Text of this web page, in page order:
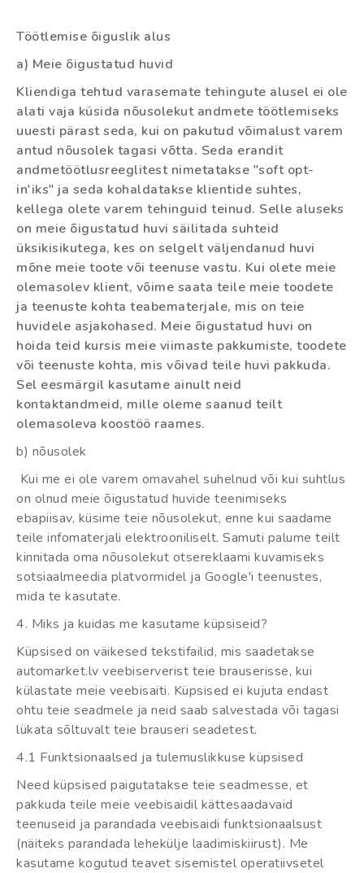
Töötlemise õiguslik alus
a) Meie õigustatud huvid
Kliendiga tehtud varasemate tehingute alusel ei ole
alati vaja küsida nõusolekut andmete töötlemiseks
uuesti pärast seda, kui on pakutud võimalust varem
antud nõusolek tagasi võtta. Seda erandit
andmetöötlusreeglitest nimetatakse "soft opt-
in'iks" ja seda kohaldatakse klientide suhtes,
kellega olete varem tehinguid teinud. Selle aluseks
on meie õigustatud huvi säilitada suhteid
üksikisikutega, kes on selgelt väljendanud huvi
mõne meie toote või teenuse vastu. Kui olete meie
olemasolev klient, võime saata teile meie toodete
ja teenuste kohta teabematerjale, mis on teie
huvidele asjakohased. Meie õigustatud huvi on
hoida teid kursis meie viimaste pakkumiste, toodete
või teenuste kohta, mis võivad teile huvi pakkuda.
Sel eesmärgil kasutame ainult neid
kontaktandmeid, mille oleme saanud teilt
olemasoleva koostöö raames.
b) nõusolek
Kui me ei ole varem omavahel suhelnud või kui suhtlus
on olnud meie õigustatud huvide teenimiseks
ebapiisav, küsime teie nõusolekut, enne kui saadame
teile infomaterjali elektrooniliselt. Samuti palume teilt
kinnitada oma nõusolekut otsereklaami kuvamiseks
sotsiaalmeedia platvormidel ja Google'i teenustes,
mida te kasutate.
4. Miks ja kuidas me kasutame küpsiseid?
Küpsised on väikesed tekstifailid, mis saadetakse
automarket.lv veebiserverist teie brauserisse, kui
külastate meie veebisaiti. Küpsised ei kujuta endast
ohtu teie seadmele ja neid saab salvestada või tagasi
lükata sõltuvalt teie brauseri seadetest.
4.1 Funktsionaalsed ja tulemuslikkuse küpsised
Need küpsised paigutatakse teie seadmesse, et
pakkuda teile meie veebisaidil kättesaadavaid
teenuseid ja parandada veebisaidi funktsionaalsust
(näiteks parandada lehekülje laadimiskiirust). Me
kasutame kogutud teavet sisemistel operatiivsetel